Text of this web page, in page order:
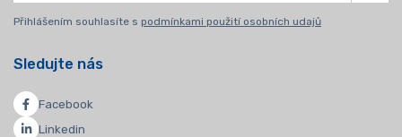
Přihlášením souhlasíte s podmínkami použití osobních udajů
Sledujte nás
Facebook
Linkedin